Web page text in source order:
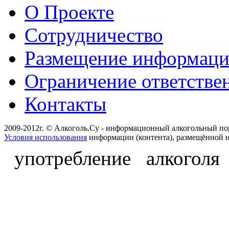
О Проекте
Сотрудничество
Размещение
Ограничение
Контакты
2009-2012г. © Алкоголь.Су - информационный алкогольный
Условия использования информации (контента), размещённой
употребление